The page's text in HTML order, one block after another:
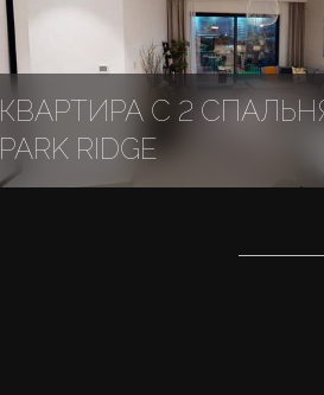
КВАРТИРА С 2
PARK RIDGE